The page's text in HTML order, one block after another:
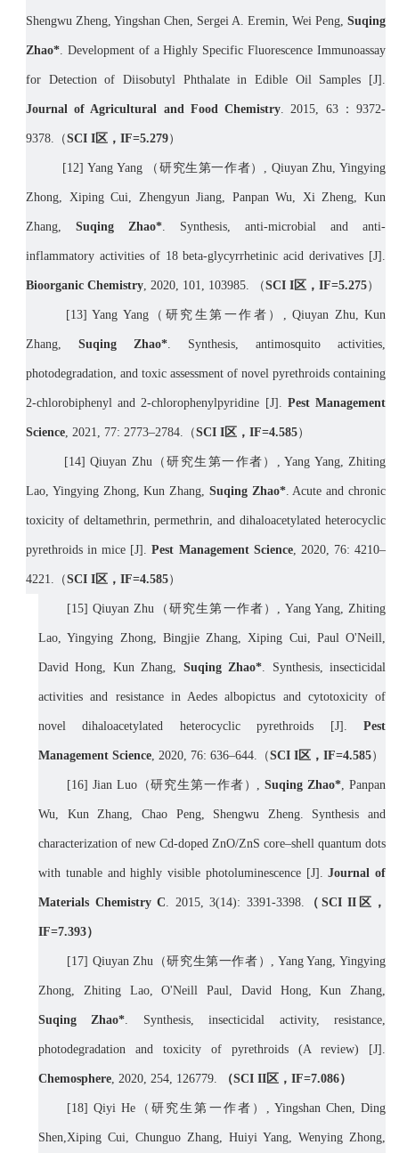
Shengwu Zheng, Yingshan Chen, Sergei A. Eremin, Wei Peng, Suqing
Zhao*. Development of a Highly Specific Fluorescence Immunoassay
for Detection of Diisobutyl Phthalate in Edible Oil Samples [J].
Journal of Agricultural and Food Chemistry. 2015, 63：9372-
9378. （SCI I区， IF=5.279）
[12] Yang Yang （研究生第一作者） , Qiuyan Zhu, Yingying
Zhong, Xiping Cui, Zhengyun Jiang, Panpan Wu, Xi Zheng, Kun
Zhang, Suqing Zhao*. Synthesis, anti-microbial and anti-
inflammatory activities of 18 beta-glycyrrhetinic acid derivatives [J].
Bioorganic Chemistry, 2020, 101, 103985. （SCI I区， IF=5.275）
[13] Yang Yang（研究生第一作者） , Qiuyan Zhu, Kun
Zhang, Suqing Zhao*. Synthesis, antimosquito activities,
photodegradation, and toxic assessment of novel pyrethroids containing
2-chlorobiphenyl and 2-chlorophenylpyridine [J]. Pest Management
Science, 2021, 77: 2773–2784. （SCI I区， IF=4.585）
[14] Qiuyan Zhu（研究生第一作者） , Yang Yang, Zhiting
Lao, Yingying Zhong, Kun Zhang, Suqing Zhao*. Acute and chronic
toxicity of deltamethrin, permethrin, and dihaloacetylated heterocyclic
pyrethroids in mice [J].Pest ManagementScience, 2020, 76: 4210–
4221. （SCI I区， IF=4.585）
[15] Qiuyan Zhu （研究生第一作者） , Yang Yang, Zhiting
Lao, Yingying Zhong, Bingjie Zhang, Xiping Cui, Paul O'Neill,
David Hong, Kun Zhang, Suqing Zhao*. Synthesis, insecticidal
activities and resistance in Aedes albopictus and cytotoxicity of
novel dihaloacetylated heterocyclic pyrethroids [J]. Pest
Management Science, 2020, 76: 636–644. （SCI I区， IF=4.585）
[16] Jian Luo（研究生第一作者） ,Suqing Zhao*, Panpan
Wu, Kun Zhang, Chao Peng, Shengwu Zheng. Synthesis and
characterization of new Cd-doped ZnO/ZnS core–shell quantum dots
with tunable and highly visible photoluminescence [J]. Journal of
Materials Chemistry C. 2015, 3(14): 3391-3398. （ SCI II 区，
IF=7.393）
[17] Qiuyan Zhu （研究生第一作者） , Yang Yang, Yingying
Zhong, Zhiting Lao, O'Neill Paul, David Hong, Kun Zhang,
Suqing Zhao*. Synthesis, insecticidal activity, resistance,
photodegradation and toxicity of pyrethroids (A review) [J].
Chemosphere, 2020, 254, 126779. （SCI II区， IF=7.086）
[18] Qiyi He （研究生第一作者） , Yingshan Chen, Ding
Shen,Xiping Cui, Chunguo Zhang, Huiyi Yang, Wenying Zhong,